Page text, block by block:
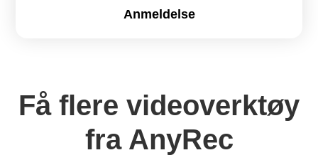
Anmeldelse
Få flere videoverktøy
fra AnyRec